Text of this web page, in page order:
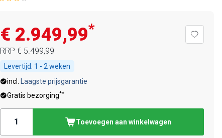
€ 2.949,99*
RRP € 5.499,99
Levertijd: 1 - 2 weken
incl.
Laagste prijsgarantie
Gratis bezorging**
Toevoegen aan winkelwagen